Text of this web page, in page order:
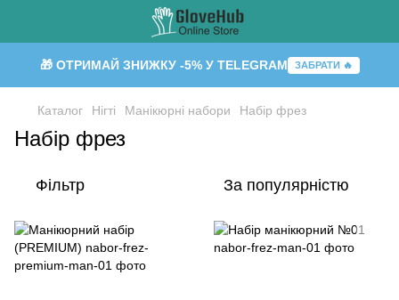
🎁 ОТРИМАЙ ЗНИЖКУ -5% У TELEGRAM ЗАБРАТИ 🔥
Каталог Нігті Манікюрні набори ⁠Набір фрез
⁠Набір фрез
Фільтр За популярністю